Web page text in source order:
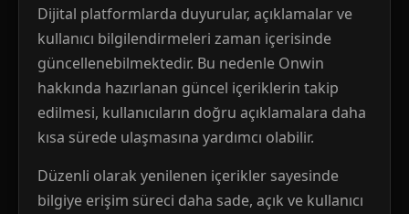
Dijital platformlarda duyurular, açıklamalar ve
kullanıcı bilgilendirmeleri zaman içerisinde
güncellenebilmektedir. Bu nedenle Onwin
hakkında hazırlanan güncel içeriklerin takip
edilmesi, kullanıcıların doğru açıklamalara daha
kısa sürede ulaşmasına yardımcı olabilir.
Düzenli olarak yenilenen içerikler sayesinde
bilgiye erişim süreci daha sade, açık ve kullanıcı